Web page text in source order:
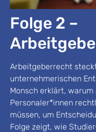
Folge 2 –
Arbeitgeberrecht
unternehmerischen
Monsch erklärt,
Personaler*innen
müssen, um
Folge zeigt, wie